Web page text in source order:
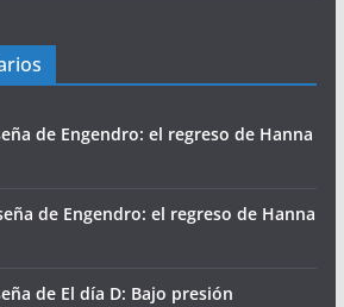
de Engendro: el regreso de Hanna
de Engendro: el regreso de Hanna
de El día D: Bajo presión